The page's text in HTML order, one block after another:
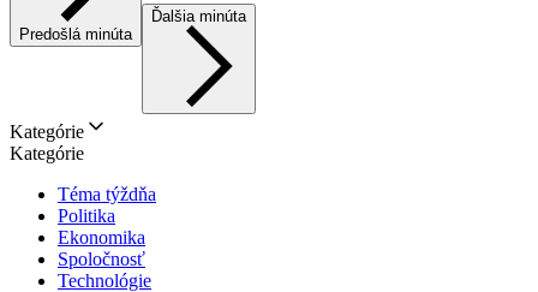
Predošlá minúta
Ďalšia minúta
Kategórie
Kategórie
Téma týždňa
Politika
Ekonomika
Spoločnosť
Technológie